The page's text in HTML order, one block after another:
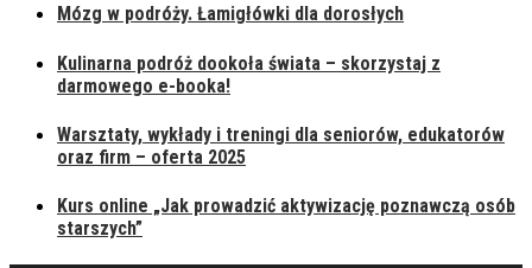
Mózg w podróży. Łamigłówki dla dorosłych
Kulinarna podróż dookoła świata – skorzystaj z
darmowego e-booka!
Warsztaty, wykłady i treningi dla seniorów, edukatorów
oraz firm – oferta 2025
Kurs online „Jak prowadzić aktywizację poznawczą osób
starszych”